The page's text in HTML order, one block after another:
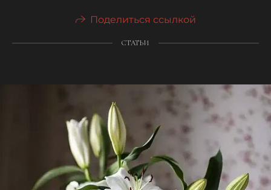
Поделиться ссылкой
СТАТЬИ